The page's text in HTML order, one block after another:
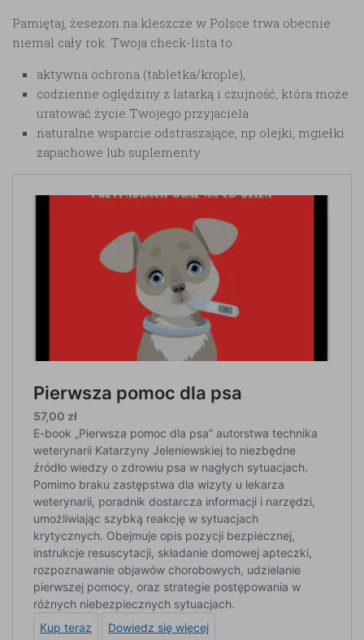
Pamiętaj, żesezon na kleszcze w Polsce trwa obecnie
niemal cały rok. Twoja check-lista to:
aktywna ochrona (tabletka/krople),
codzienne oględziny z latarką i czujność, która może
uratować życie Twojego przyjaciela
naturalne wsparcie odstraszające, np olejki, mgiełki
zapachowe lub suplementy